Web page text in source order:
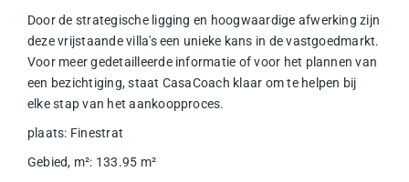
Door de strategische ligging en hoogwaardige afwerking zijn
deze vrijstaande villa's een unieke kans in de vastgoedmarkt.
Voor meer gedetailleerde informatie of voor het plannen van
een bezichtiging, staat CasaCoach klaar om te helpen bij
elke stap van het aankoopproces.
plaats: Finestrat
Gebied, m²: 133.95 m²